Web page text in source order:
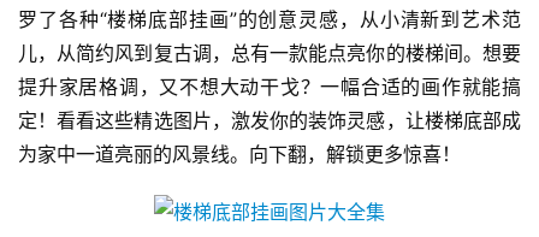
罗了各种“楼梯底部挂画”的创意灵感，从小清新到艺术范
儿，从简约风到复古调，总有一款能点亮你的楼梯间。想要
提升家居格调，又不想大动干戈？一幅合适的画作就能搞
定！看看这些精选图片，激发你的装饰灵感，让楼梯底部成
为家中一道亮丽的风景线。向下翻，解锁更多惊喜！